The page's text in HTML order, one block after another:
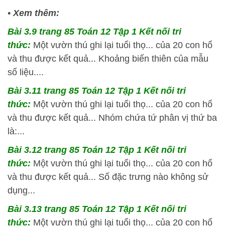
• Xem thêm:
Bài 3.9 trang 85 Toán 12 Tập 1 Kết nối tri
thức: Một vườn thú ghi lại tuổi thọ... của 20 con hổ
và thu được kết quả... Khoảng biến thiên của mẫu
số liệu....
Bài 3.11 trang 85 Toán 12 Tập 1 Kết nối tri
thức: Một vườn thú ghi lại tuổi thọ... của 20 con hổ
và thu được kết quả... Nhóm chứa tứ phân vị thứ ba
là:...
Bài 3.12 trang 85 Toán 12 Tập 1 Kết nối tri
thức: Một vườn thú ghi lại tuổi thọ... của 20 con hổ
và thu được kết quả... Số đặc trưng nào không sử
dụng...
Bài 3.13 trang 85 Toán 12 Tập 1 Kết nối tri
thức: Một vườn thú ghi lại tuổi thọ... của 20 con hổ